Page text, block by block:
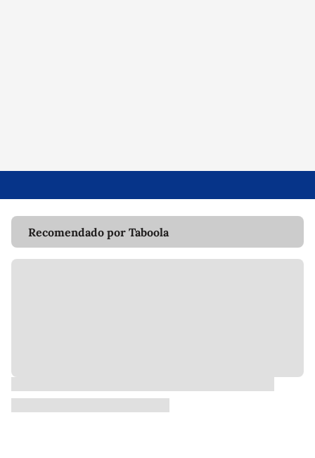
Recomendado por Taboola